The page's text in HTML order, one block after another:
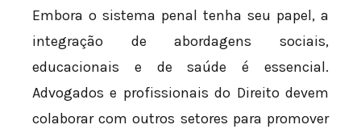
Embora o sistema penal tenha seu papel, a
integração de abordagens sociais,
educacionais e de saúde é essencial.
Advogados e profissionais do Direito devem
colaborar com outros setores para promover